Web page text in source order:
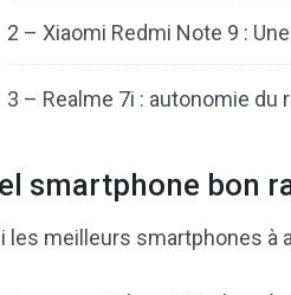
2 – Xiaomi Redmi Note 9 :
3 – Realme 7i : autonomie du
smartphone bon
les meilleurs smartphones à